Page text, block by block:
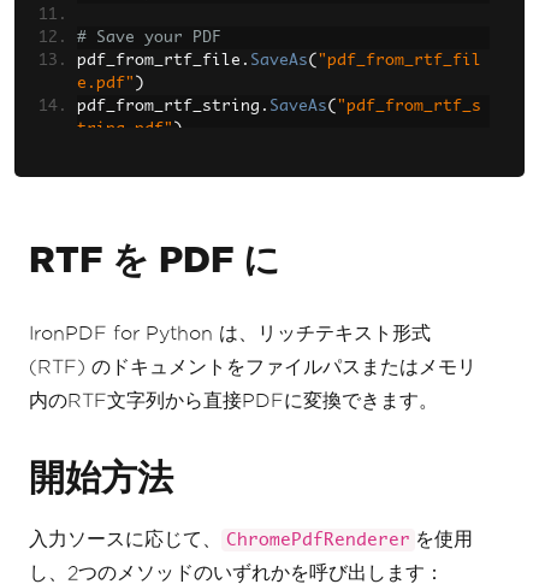
# Save your PDF
pdf_from_rtf_file . SaveAs( "pdf_from_rtf_fil
e.pdf" )
pdf_from_rtf_string . SaveAs( "pdf_from_rtf_s
tring.pdf" )
RTF を PDF に
IronPDF for Python は、リッチテキスト形式
(RTF) のドキュメントをファイルパスまたはメモリ
内のRTF文字列から直接PDFに変換できます。
開始方法
入力ソースに応じて、 ChromePdfRenderer を使用
し、2つのメソッドのいずれかを呼び出します：